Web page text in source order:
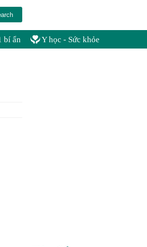
bí ẩn Y học - Sức khỏe